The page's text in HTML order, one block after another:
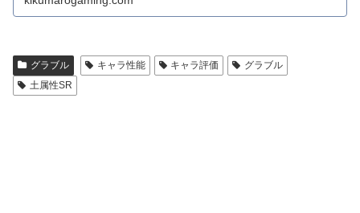
グラブル キャラ性能 キャラ評価
グラブル
土属性SR